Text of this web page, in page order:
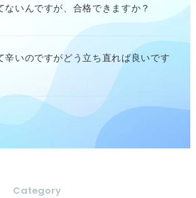
ないんですが、合格できますか？
辛いのですがどう立ち直れば良いです
Category